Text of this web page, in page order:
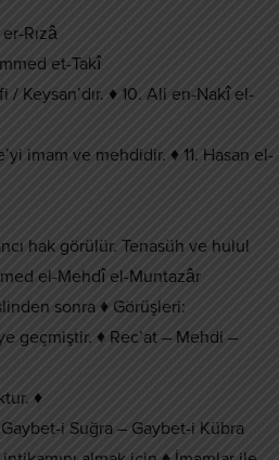
Rızâ
et-Takî
Keysan’dır. ♦ 10. Ali en-Nakî el-
imam ve mehdidir. ♦ 11. Hasan el-
hak görülür. Tenasüh ve hulul
el-Mehdî el-Muntazâr
sonra ♦ Görüşleri:
geçmiştir. ♦ Rec’at – Mehdi –
♦
i Suğra – Gaybet-i Kübra